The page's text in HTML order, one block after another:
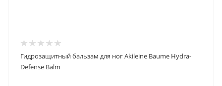
Гидрозащитный бальзам для ног Akileine Baume Hydra-
Defense Balm